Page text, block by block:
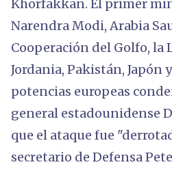
Khorfakkan. El primer
Narendra Modi, Arabia
Cooperación del Golfo, la
Jordania, Pakistán, Japón
potencias europeas
general estadounidense
que el ataque fue
secretario de Defensa